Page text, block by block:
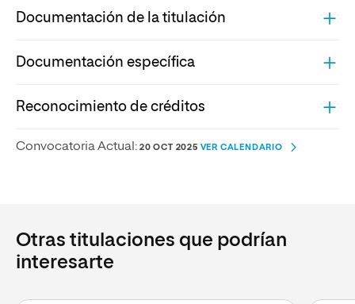
Documentación de la titulación
Documentación específica
Reconocimiento de créditos
Convocatoria Actual: 20 OCT 2025 VER CALENDARIO
Otras titulaciones que podrían
interesarte